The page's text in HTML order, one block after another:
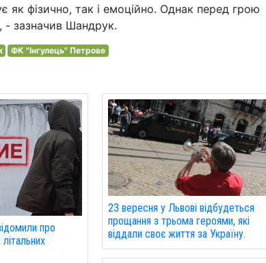
як фізично, так і емоційно. Однак перед грою
зазначив Шандрук.
ФК "Інгулець" Петрове
про
23 вересня у Львові відбудеться
прощання з трьома героями, які
віддали своє життя за Україну.